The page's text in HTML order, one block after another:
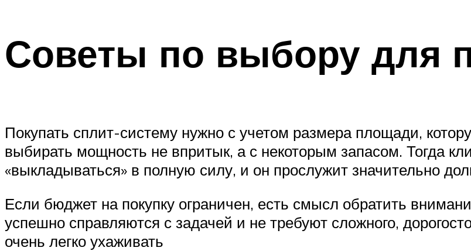
Советы по выбору для
Покупать сплит-систему нужно с учетом размера площади,
выбирать мощность не впритык, а с некоторым запасом. Тогда
«выкладываться» в полную силу, и он прослужит значительно
Если бюджет на покупку ограничен, есть смысл обратить
успешно справляются с задачей и не требуют сложного,
очень легко ухаживать